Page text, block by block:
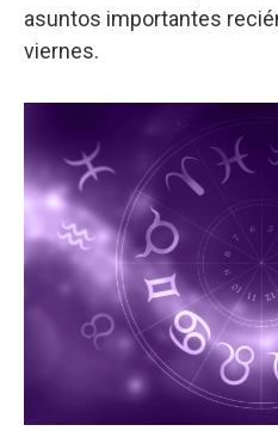
asuntos importantes
viernes.